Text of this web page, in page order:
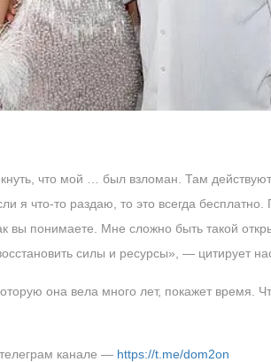
что мой … был взломан. Там
что-то раздаю, то это всегда бесплатно.
вы понимаете. Мне сложно быть такой
силы и ресурсы», — цитирует
она вела много лет, покажет время.
канале — https://t.me/dom2on